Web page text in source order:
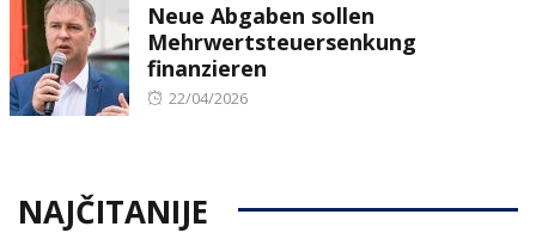
Neue Abgaben sollen
Mehrwertsteuersenkung
finanzieren
Posted
22/04/2026
NAJČITANIJE